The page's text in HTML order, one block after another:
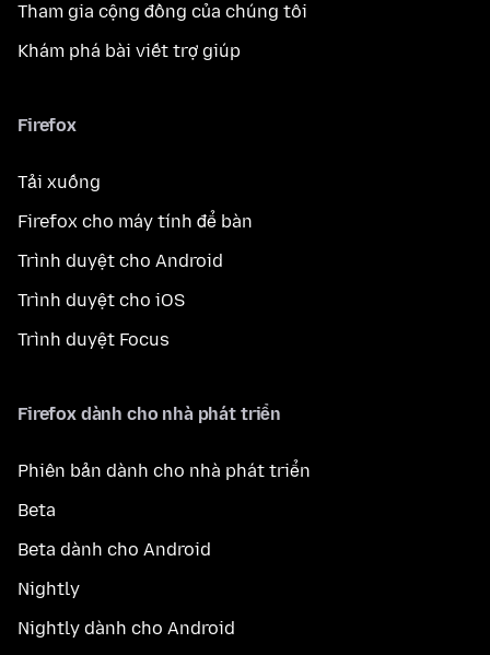
Tham gia cộng đồng của chúng tôi
Khám phá bài viết trợ giúp
Firefox
Tải xuống
Firefox cho máy tính để bàn
Trình duyệt cho Android
Trình duyệt cho iOS
Trình duyệt Focus
Firefox dành cho nhà phát triển
Phiên bản dành cho nhà phát triển
Beta
Beta dành cho Android
Nightly
Nightly dành cho Android